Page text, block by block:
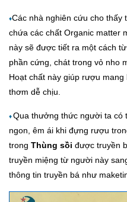
♦Các nhà nghiên cứu cho thấy
chứa các chất Organic matter
này sẽ được tiết ra một cách
phần cứng, chát trong vỏ nho
Hoạt chất này giúp rượu
thơm dễ chịu.
♦Qua thưởng thức người ta có
ngon, êm ái khi đựng rượu
trong Thùng sồi được truyền
truyền miệng từ người này
thông tin truyền bá như